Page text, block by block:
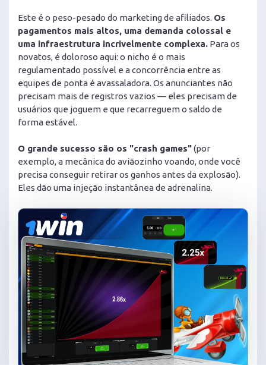
Este é o peso-pesado do marketing de afiliados. Os
pagamentos mais altos, uma demanda colossal e
uma infraestrutura incrivelmente complexa. Para os
novatos, é doloroso aqui: o nicho é o mais
regulamentado possível e a concorrência entre as
equipes de ponta é avassaladora. Os anunciantes não
precisam mais de registros vazios — eles precisam de
usuários que joguem e que recarreguem o saldo de
forma estável.
O grande sucesso são os "crash games"(por
exemplo, a mecânica do aviãozinho voando, onde você
precisa conseguir retirar os ganhos antes da explosão).
Eles dão uma injeção instantânea de adrenalina.